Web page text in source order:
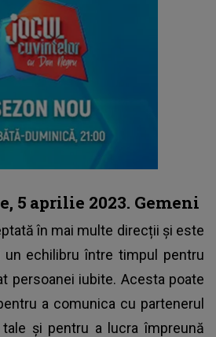
5 aprilie 2023. Gemeni
în mai multe direcții și este
echilibru între timpul pentru
persoanei iubite. Acesta poate
a comunica cu partenerul
și pentru a lucra împreună